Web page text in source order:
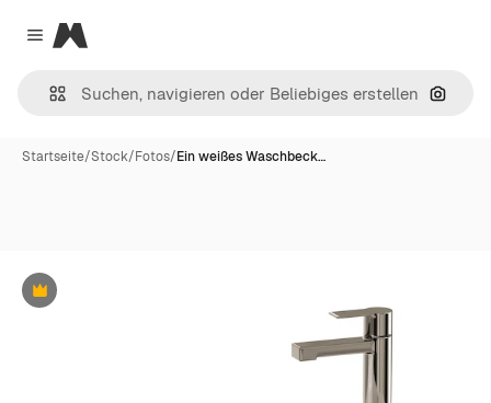
Close menu
Magnific
Nach
Startseite/Stock/Fotos/Ein weißes Waschbeck…
Premium